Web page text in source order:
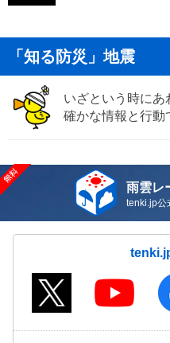
「知る防災」地震
いざという時にあ
確かな情報と行動
雨雲レ
tenki.jp